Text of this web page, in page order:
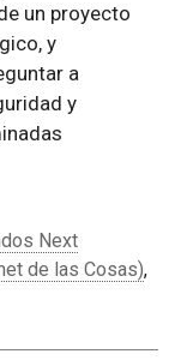
un proyecto
y
a
y
Next
de las Cosas),